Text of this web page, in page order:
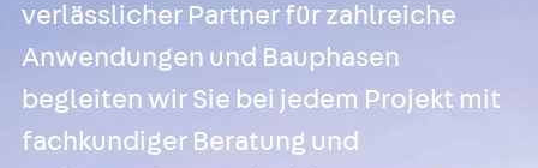
verlässlicher Partner für zahlreiche
Anwendungen und Bauphasen
begleiten wir Sie bei jedem Projekt mit
fachkundiger Beratung und